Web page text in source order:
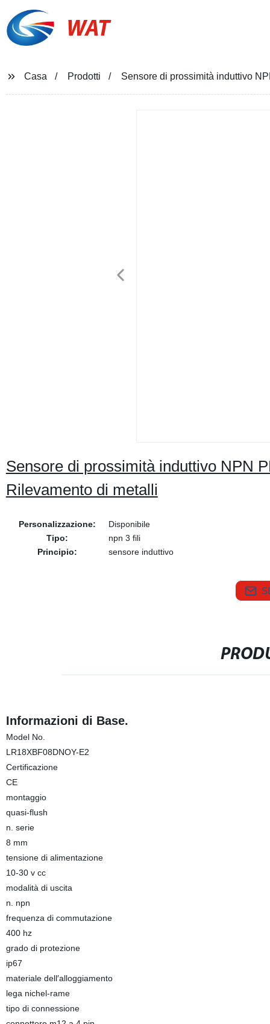
WAT
Casa Prodotti Sensore di prossimità induttivo
Sensore di prossimità induttivo NPN
Rilevamento di metalli
Personalizzazione:
Disponibile
Tipo:
npn 3 fili
Principio:
sensore induttivo
Informazioni di Base.
Model No.
LR18XBF08DNOY-E2
Certificazione
CE
montaggio
quasi-flush
n. serie
8 mm
tensione di alimentazione
10-30 v cc
modalità di uscita
n. npn
frequenza di commutazione
400 hz
grado di protezione
ip67
materiale dell′alloggiamento
lega nichel-rame
tipo di connessione